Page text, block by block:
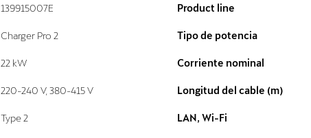
139915007E Product line
Charger Pro 2 Tipo de potencia
22 kW Corriente nominal
220-240 V, 380-415 V Longitud del cable (m)
Type 2 LAN, Wi-Fi